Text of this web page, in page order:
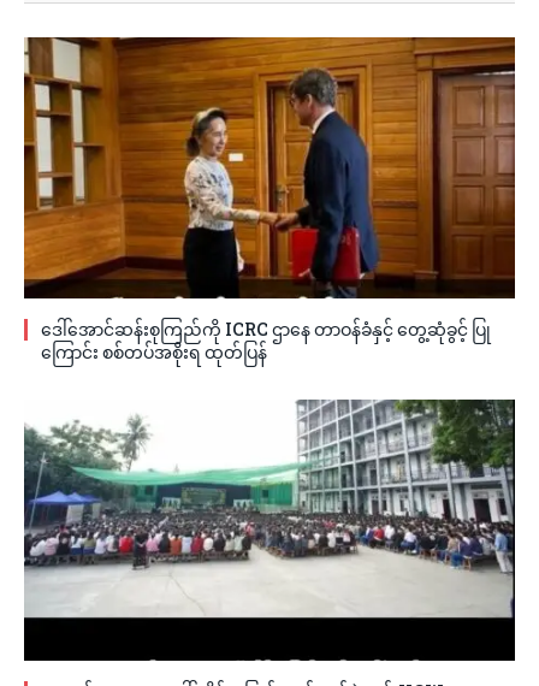
ဒေါ်အောင်ဆန်းစုကြည်ကို ICRC ဌာနေ တာဝန်ခံနှင့် တွေ့ဆုံခွင့် ပြု
ကြောင်း စစ်တပ်အစိုးရ ထုတ်ပြန်